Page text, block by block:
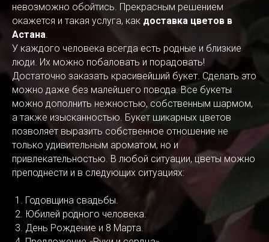
невозможно обойтись. Прекрасным решением
окажется и такая услуга, как доставка цветов в
Астана.
У каждого человека всегда есть родные и близкие
люди. Их можно побаловать и порадовать!
Достаточно заказать красивейший букет. Сделать это
можно даже без малейшего повода. Все букеты
можно дополнить нежностью, собственным шармом,
а также изысканностью. Букет шикарных цветов
позволяет выразить собственное отношение не
только удивительным ароматом, но и
привлекательностью. В любой ситуации, цветы можно
преподнести и в следующих ситуациях:
Годовщина свадьбы.
Юбилей родного человека.
День Рождение и 8 Марта.